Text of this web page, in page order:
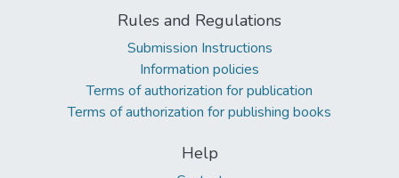
Rules and Regulations
Submission Instructions
Information policies
Terms of authorization for publication
Terms of authorization for publishing books
Help